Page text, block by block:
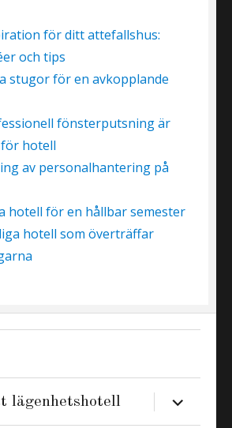
för ditt attefallshus:
och tips
stugor för en avkopplande
fönsterputsning är
hotell
av personalhantering på
hotell för en hållbar semester
hotell som överträffar
lägenhetshotell expand
child
menu